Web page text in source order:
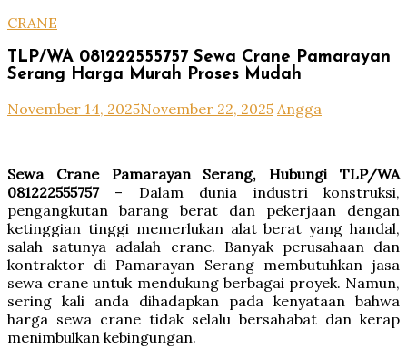
CRANE
TLP/WA 081222555757 Sewa Crane Pamarayan
Serang Harga Murah Proses Mudah
November 14, 2025November 22, 2025 Angga
Sewa Crane Pamarayan Serang, Hubungi TLP/WA
081222555757– Dalam dunia industri konstruksi,
pengangkutan barang berat dan pekerjaan dengan
ketinggian tinggi memerlukan alat berat yang handal,
salah satunya adalah crane. Banyak perusahaan dan
kontraktor di Pamarayan Serang membutuhkan jasa
sewa crane untuk mendukung berbagai proyek. Namun,
sering kali anda dihadapkan pada kenyataan bahwa
harga sewa crane tidak selalu bersahabat dan kerap
menimbulkan kebingungan.